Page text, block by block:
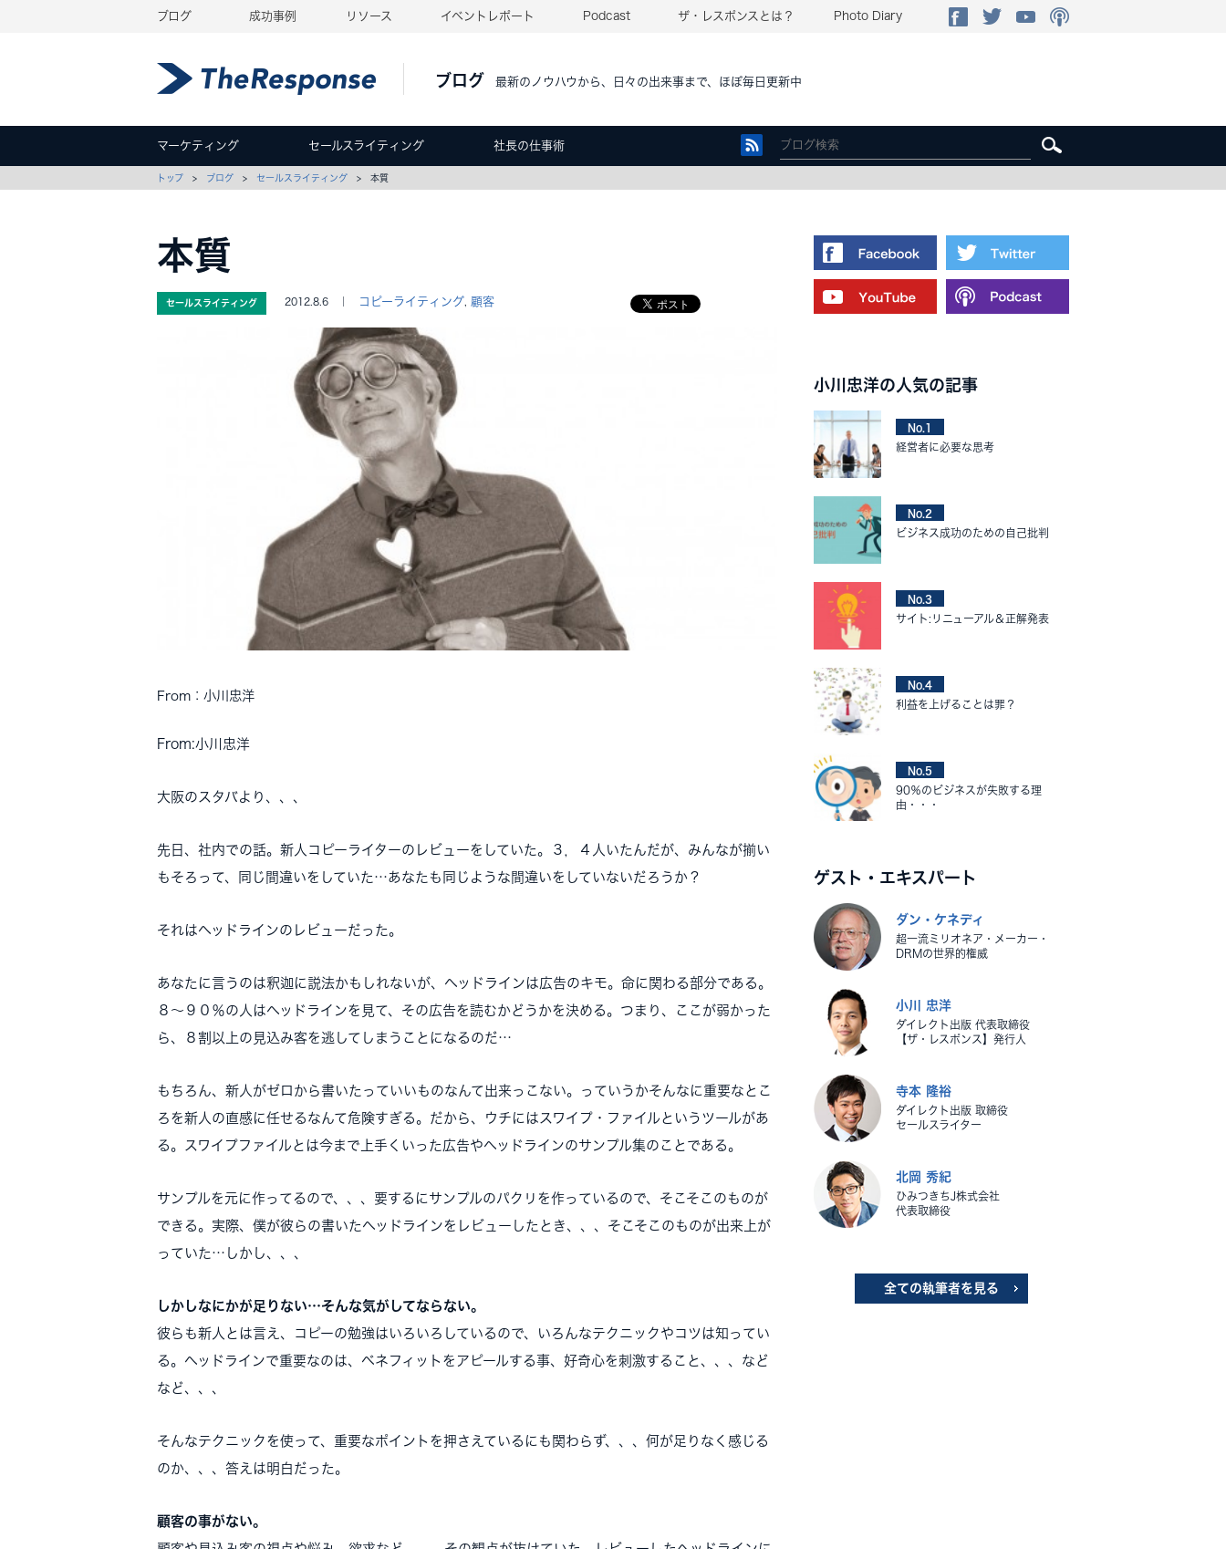
ブログ 成功事例 リソース イベントレポート Podcast ザ・レスポンスとは？ Photo Diary
ブログ 最新のノウハウから、日々の出来事まで、ほぼ毎日更新中
マーケティング セールスライティング 社長の仕事術
トップ > ブログ > セールスライティング > 本質
本質
セールスライティング 2012.8.6 ｜ コピーライティング 顧客
From：小川忠洋
From:小川忠洋
大阪のスタバより、、、
先日、社内での話。新人コピーライターのレビューをしていた。３，４人いたんだが、みんなが揃い
もそろって、同じ間違いをしていた…あなたも同じような間違いをしていないだろうか？
それはヘッドラインのレビューだった。
あなたに言うのは釈迦に説法かもしれないが、ヘッドラインは広告のキモ。命に関わる部分である。
８～９０％の人はヘッドラインを見て、その広告を読むかどうかを決める。つまり、ここが弱かった
ら、８割以上の見込み客を逃してしまうことになるのだ…
もちろん、新人がゼロから書いたっていいものなんて出来っこない。っていうかそんなに重要なとこ
ろを新人の直感に任せるなんて危険すぎる。だから、ウチにはスワイプ・ファイルというツールがあ
る。スワイプファイルとは今まで上手くいった広告やヘッドラインのサンプル集のことである。
サンプルを元に作ってるので、、、要するにサンプルのパクリを作っているので、そこそこのものが
できる。実際、僕が彼らの書いたヘッドラインをレビューしたとき、、、そこそこのものが出来上が
っていた…しかし、、、
しかしなにかが足りない…そんな気がしてならない。
彼らも新人とは言え、コピーの勉強はいろいろしているので、いろんなテクニックやコツは知ってい
る。ヘッドラインで重要なのは、ベネフィットをアピールする事、好奇心を刺激すること、、、など
など、、、
そんなテクニックを使って、重要なポイントを押さえているにも関わらず、、、何が足りなく感じる
のか、、、答えは明白だった。
顧客の事がない。
小川忠洋の人気の記事
No.1
経営者に必要な思考
No.2
ビジネス成功のための自己批判
No.3
サイト:リニューアル＆正解発表
No.4
利益を上げることは罪？
No.5
90％のビジネスが失敗する理
由・・・
ゲスト・エキスパート
ダン・ケネディ
超一流ミリオネア・メーカー・
DRMの世界的権威
小川 忠洋
ダイレクト出版 代表取締役
【ザ・レスポンス】発行人
寺本 隆裕
ダイレクト出版 取締役
セールスライター
北岡 秀紀
ひみつきちJ株式会社
代表取締役
全ての執筆者を見る